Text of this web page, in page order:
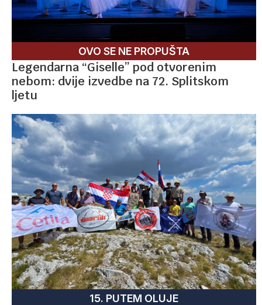
OVO SE NE PROPUŠTA
Legendarna “Giselle” pod otvorenim
nebom: dvije izvedbe na 72. Splitskom
ljetu
15. PUTEM OLUJE